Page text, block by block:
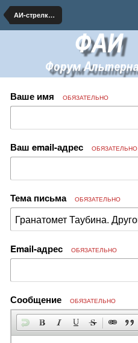
АИ-стрелковое оружие и тяжелое вооружение
Ваше имя ОБЯЗАТЕЛЬНО
Ваш email-адрес ОБЯЗАТЕЛЬНО
Тема письма ОБЯЗАТЕЛЬНО
Email-адрес ОБЯЗАТЕЛЬНО
Сообщение ОБЯЗАТЕЛЬНО